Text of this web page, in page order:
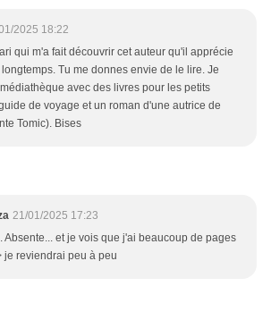
2025 18:22
qui m'a fait découvrir cet auteur qu'il apprécie
Tu me donnes envie de le lire. Je
avec des livres pour les petits
de voyage et un roman d'une autrice de
Tomic). Bises
21/01/2025 17:23
Absente... et je vois que j'ai beaucoup de pages
je reviendrai peu à peu